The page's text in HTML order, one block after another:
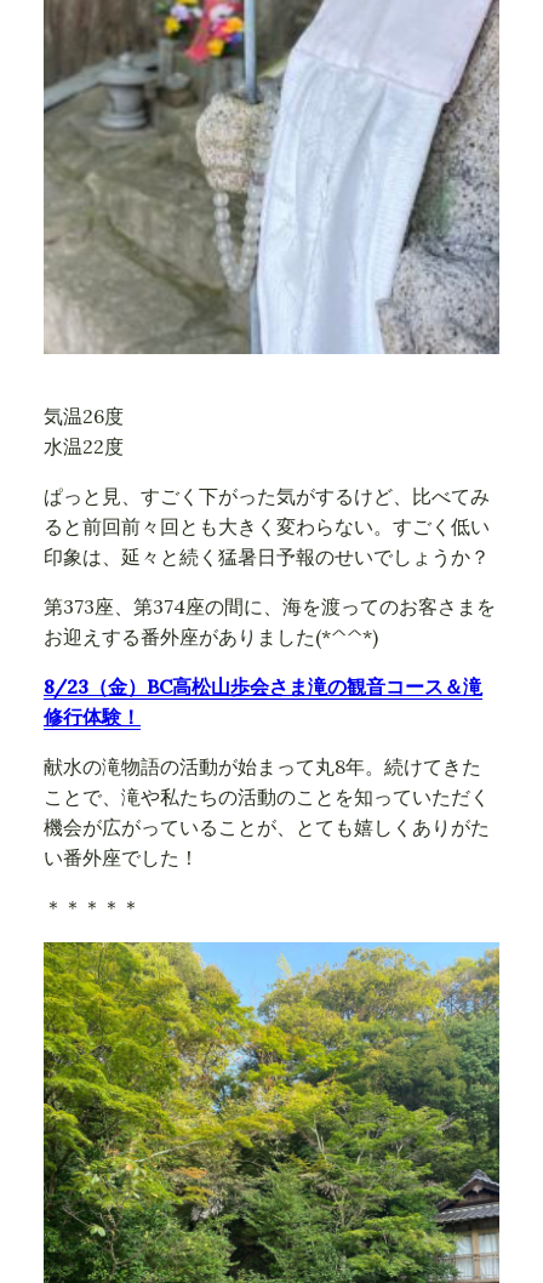
気温26度
水温22度
ぱっと見、すごく下がった気がするけど、比べてみ
ると前回前々回とも大きく変わらない。すごく低い
印象は、延々と続く猛暑日予報のせいでしょうか？
第373座、第374座の間に、海を渡ってのお客さまを
お迎えする番外座がありました(*^^*)
8/23（金）BC高松山歩会さま滝の観音コース＆滝
修行体験！
献水の滝物語の活動が始まって丸8年。続けてきた
ことで、滝や私たちの活動のことを知っていただく
機会が広がっていることが、とても嬉しくありがた
い番外座でした！
＊＊＊＊＊